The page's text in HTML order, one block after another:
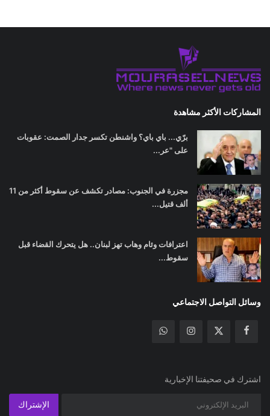
المشاركات الأكثر مشاهدة
برّي... باي باي؟ واشنطن تكسر جدار الصمت: عقوبات
على "عر...
مجزرة في الجنوب: مصادر تكشف عن سقوط أكثر من 11
ألف قتيل...
اعترافات وئام وهاب تهز لبنان.. هل يتحرك القضاء قبل
سقوط...
وسائل التواصل الاجتماعي
اشترك في صحيفتنا الإخبارية
الإشتراك